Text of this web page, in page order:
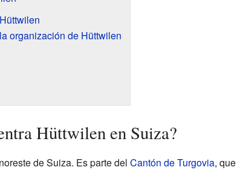
organización de Hüttwilen
Hüttwilen en Suiza?
de Suiza. Es parte del Cantón de Turgovia, que